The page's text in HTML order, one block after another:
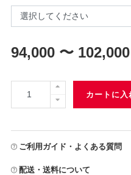
94,000 〜 102,000
カートに入
ご利用ガイド・よくある質問
配送・送料について